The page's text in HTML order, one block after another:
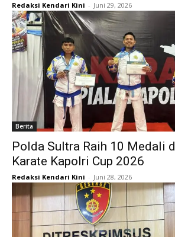
Redaksi Kendari Kini - Juni 29, 2026
Berita
Polda Sultra Raih 10 Medali
Karate Kapolri Cup 2026
Redaksi Kendari Kini - Juni 28, 2026